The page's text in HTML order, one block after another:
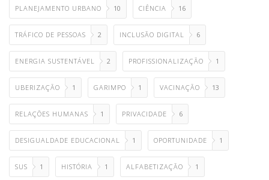
PLANEJAMENTO URBANO 10 CIÊNCIA 16
TRÁFICO DE PESSOAS 2 INCLUSÃO DIGITAL 6
ENERGIA SUSTENTÁVEL 2 PROFISSIONALIZAÇÃO 1
UBERIZAÇÃO 1 GARIMPO 1 VACINAÇÃO 13
RELAÇÕES HUMANAS 1 PRIVACIDADE 6
DESIGUALDADE EDUCACIONAL 1 OPORTUNIDADE 1
SUS 1 HISTÓRIA 1 ALFABETIZAÇÃO 1